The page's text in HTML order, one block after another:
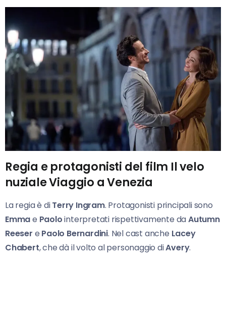
Regia e protagonisti del film Il velo
nuziale Viaggio a Venezia
La regia è diTerry Ingram. Protagonisti principali sono
Emmae Paolointerpretati rispettivamente daAutumn
Reeser e Paolo Bernardini. Nel cast anche Lacey
Chabert, che dà il volto al personaggio diAvery.